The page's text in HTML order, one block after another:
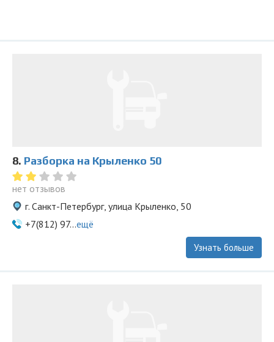
8. Разборка на Крыленко 50
нет отзывов
г. Санкт-Петербург, улица Крыленко, 50
+7(812) 97...ещё
Узнать больше